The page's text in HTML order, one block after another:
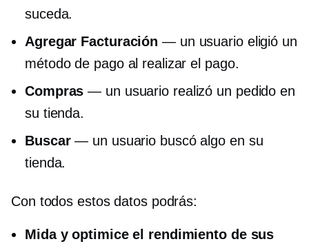
suceda.
Agregar Facturación — un usuario eligió un
método de pago al realizar el pago.
Compras — un usuario realizó un pedido en
su tienda.
Buscar— un usuario buscó algo en su
tienda.
Con todos estos datos podrás:
Mida y optimice el rendimiento de sus